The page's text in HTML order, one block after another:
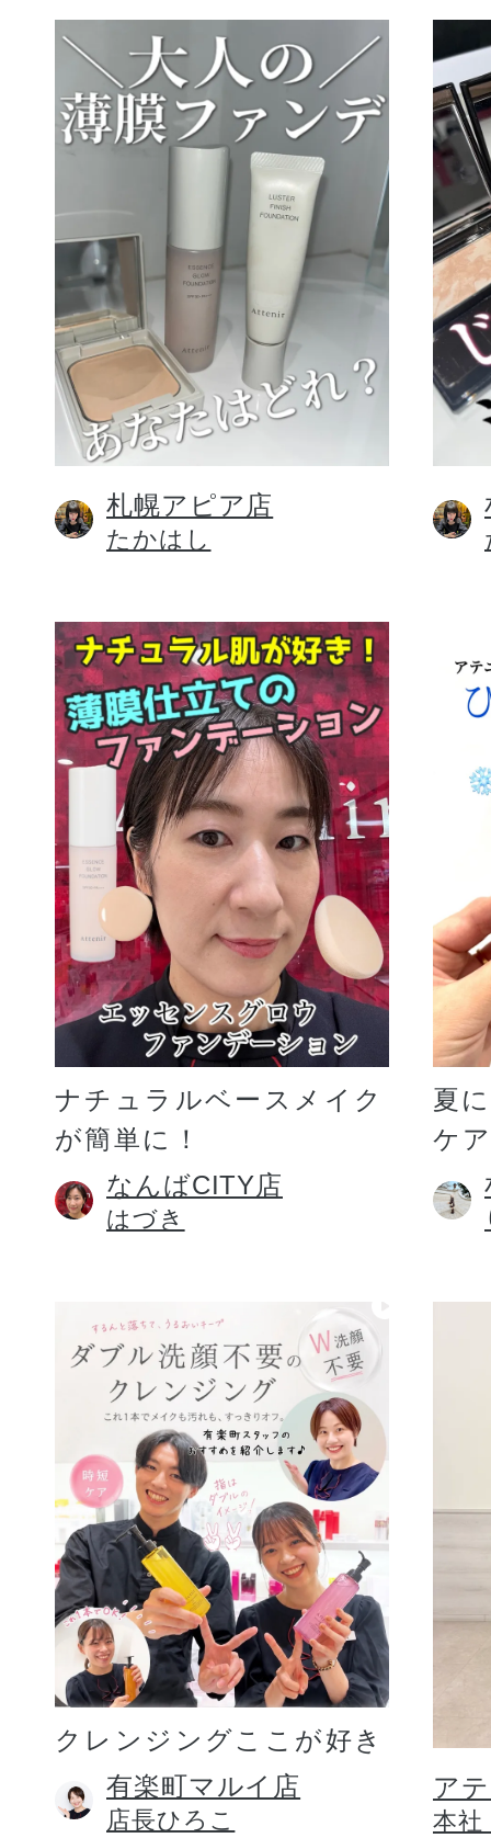
スキンケア
メイクアップ
健康食品／サプ
ファッション
ギフト
ご利用ガイド
よくあるご質問
札幌アピア店
たかはし
ナチュラルベースメイク
が簡単に！
なんばCITY店
はづき
夏
ケ
クレンジングここが好き
有楽町マルイ店
店長ひろこ
ア
本